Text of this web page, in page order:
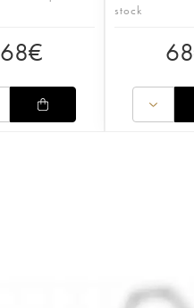
68€
stock
68